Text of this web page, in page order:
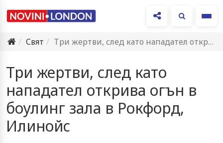
Свят
Три жертви, след като нападател открива огън в боулинг зала…
Три жертви, след като
нападател открива огън в
боулинг зала в Рокфорд,
Илинойс